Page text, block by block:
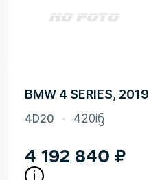
BMW 4 SERIES, 2019
4D20 420iᦌ
4 192 840 ₽